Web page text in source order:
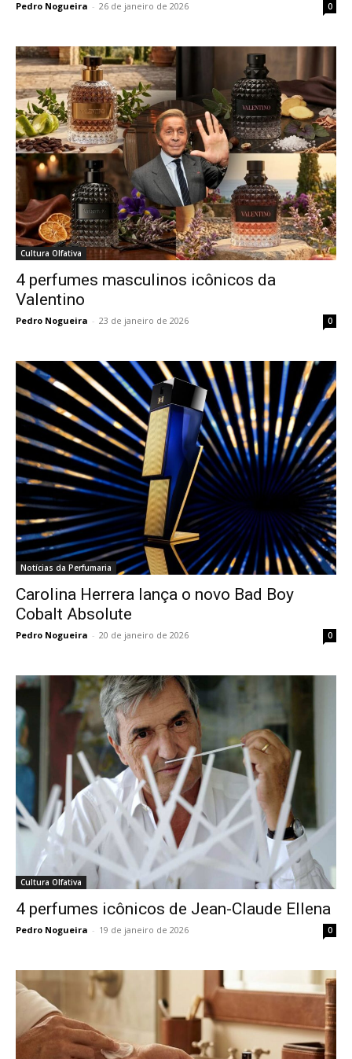
Pedro Nogueira - 26 de janeiro de 2026 0
Cultura Olfativa
4 perfumes masculinos icônicos da
Valentino
Pedro Nogueira - 23 de janeiro de 2026 0
Notícias da Perfumaria
Carolina Herrera lança o novo Bad Boy
Cobalt Absolute
Pedro Nogueira - 20 de janeiro de 2026 0
Cultura Olfativa
4 perfumes icônicos de Jean-Claude Ellena
Pedro Nogueira - 19 de janeiro de 2026 0